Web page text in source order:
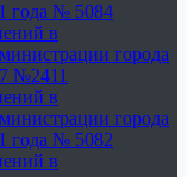
года № 5084
в
города
№2411
в
города
года № 5082
в